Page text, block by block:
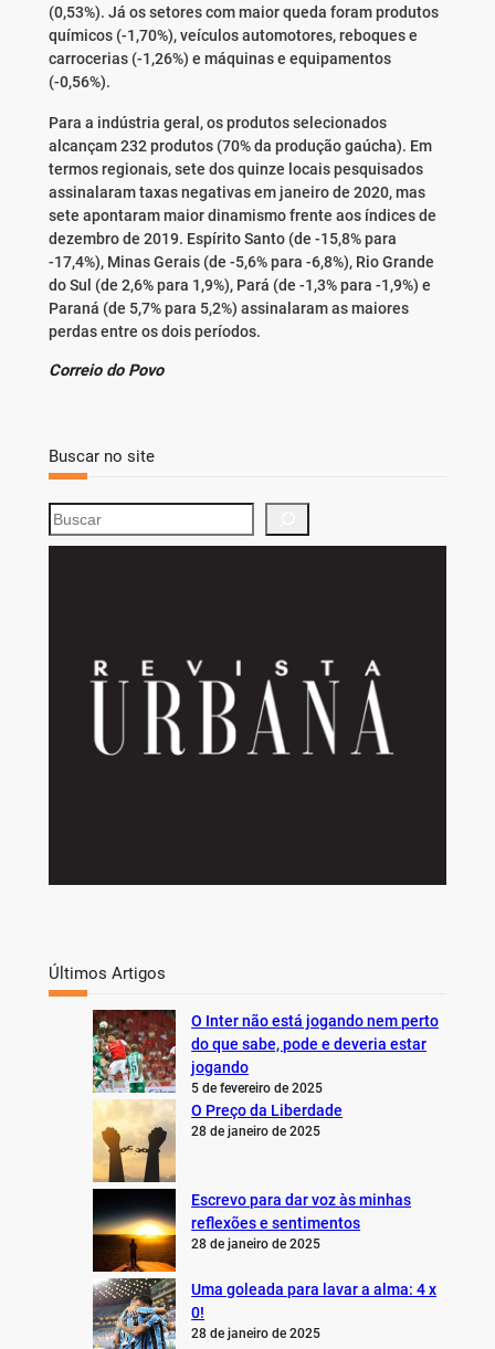
(0,53%). Já os setores com maior queda foram produtos
químicos (-1,70%), veículos automotores, reboques e
carrocerias (-1,26%) e máquinas e equipamentos
(-0,56%).
Para a indústria geral, os produtos selecionados
alcançam 232 produtos (70% da produção gaúcha). Em
termos regionais, sete dos quinze locais pesquisados
assinalaram taxas negativas em janeiro de 2020, mas
sete apontaram maior dinamismo frente aos índices de
dezembro de 2019. Espírito Santo (de -15,8% para
-17,4%), Minas Gerais (de -5,6% para -6,8%), Rio Grande
do Sul (de 2,6% para 1,9%), Pará (de -1,3% para -1,9%) e
Paraná (de 5,7% para 5,2%) assinalaram as maiores
perdas entre os dois períodos.
Correio do Povo
Buscar no site
S
e
Últimos Artigos
O Inter não está jogando nem perto
do que sabe, pode e deveria estar
jogando
5 de fevereiro de 2025
O Preço da Liberdade
28 de janeiro de 2025
Escrevo para dar voz às minhas
reflexões e sentimentos
28 de janeiro de 2025
Uma goleada para lavar a alma: 4 x
0!
28 de janeiro de 2025